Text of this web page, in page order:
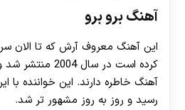
آهنگ برو برو
این آهنگ معروف آرش که تا الان
کرده است در سال
آهنگ خاطره دارند. این خواننده
رسید و روز به روز مشهور تر شد.